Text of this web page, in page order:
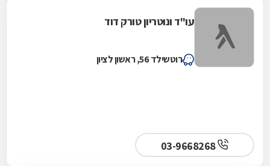
עו"ד ונוטריון טורק דוד
רוטשילד 56, ראשון לציון
03-9668268